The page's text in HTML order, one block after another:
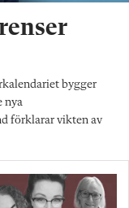
bygger
nya
förklarar vikten av